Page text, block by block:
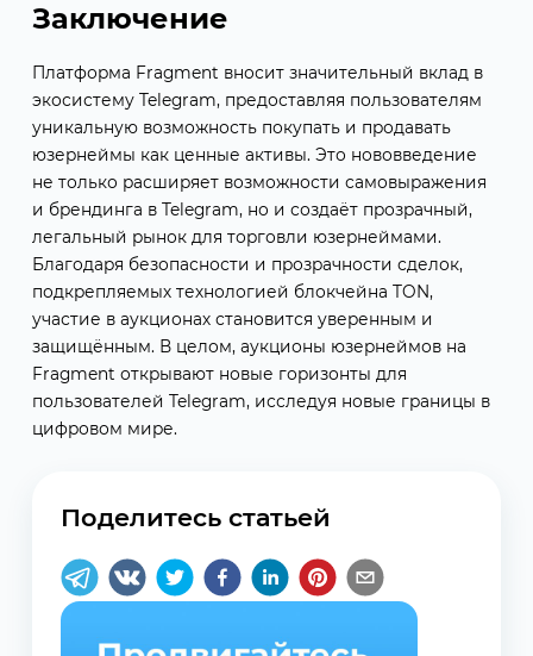
Заключение
Платформа Fragment вносит значительный вклад в
экосистему Telegram, предоставляя пользователям
уникальную возможность покупать и продавать
юзернеймы как ценные активы. Это нововведение
не только расширяет возможности самовыражения
и брендинга в Telegram, но и создаёт прозрачный,
легальный рынок для торговли юзернеймами.
Благодаря безопасности и прозрачности сделок,
подкрепляемых технологией блокчейна TON,
участие в аукционах становится уверенным и
защищённым. В целом, аукционы юзернеймов на
Fragment открывают новые горизонты для
пользователей Telegram, исследуя новые границы в
цифровом мире.
Поделитесь статьей